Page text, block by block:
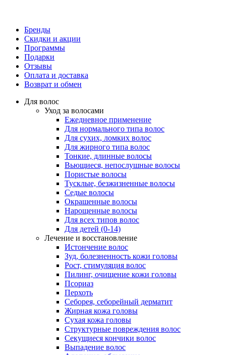
Бренды
Скидки и акции
Программы
Подарки
Отзывы
Оплата и доставка
Возврат и обмен
Для волос
Уход за волосами
Ежедневное применение
Для нормального типа волос
Для сухих, ломких волос
Для жирного типа волос
Тонкие, длинные волосы
Вьющиеся, непослушные волосы
Пористые волосы
Тусклые, безжизненные волосы
Седые волосы
Окрашенные волосы
Нарощенные волосы
Для всех типов волос
Для детей (0-14)
Лечение и восстановление
Истончение волос
Зуд, болезненность кожи головы
Рост, стимуляция волос
Пилинг, очищение кожи головы
Псориаз
Перхоть
Себорея, себорейный дерматит
Жирная кожа головы
Сухая кожа головы
Структурные повреждения волос
Секущиеся кончики волос
Выпадение волос